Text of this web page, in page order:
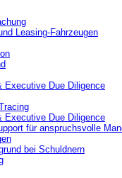
Leasing-Fahrzeugen
Executive Due Diligence
Executive Due Diligence
für anspruchsvolle
bei Schuldnern